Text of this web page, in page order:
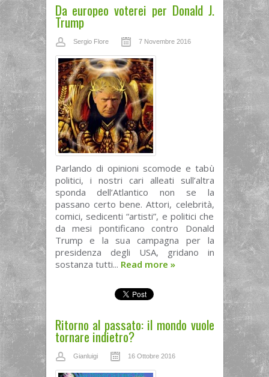
Da europeo voterei per Donald J.
Trump
Sergio Flore 7 Novembre 2016
Parlando di opinioni scomode e tabù
politici, i nostri cari alleati sull’altra
sponda dell’Atlantico non se la
passano certo bene. Attori, celebrità,
comici, sedicenti “artisti”, e politici che
da mesi pontificano contro Donald
Trump e la sua campagna per la
presidenza degli USA, gridano in
sostanza tutti... Read more »
Ritorno al passato: il mondo vuole
tornare indietro?
Gianluigi 16 Ottobre 2016